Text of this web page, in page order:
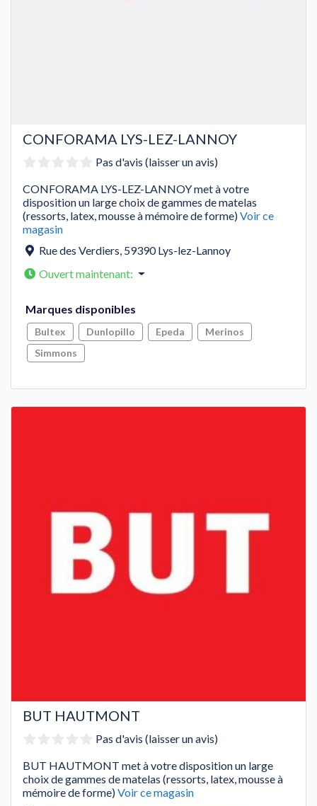
CONFORAMA LYS-LEZ-LANNOY
Pas d'avis (laisser un avis)
CONFORAMA LYS-LEZ-LANNOY met à votre
disposition un large choix de gammes de matelas
(ressorts, latex, mousse à mémoire de forme)Voir ce
magasin
Rue des Verdiers, 59390 Lys-lez-Lannoy
Ouvert maintenant:
Marques disponibles
Bultex Dunlopillo Epeda
Merinos
Simmons
BUT HAUTMONT
Pas d'avis (laisser un avis)
BUT HAUTMONT met à votre disposition un large
choix de gammes de matelas (ressorts, latex, mousse à
mémoire de forme)Voir ce magasin